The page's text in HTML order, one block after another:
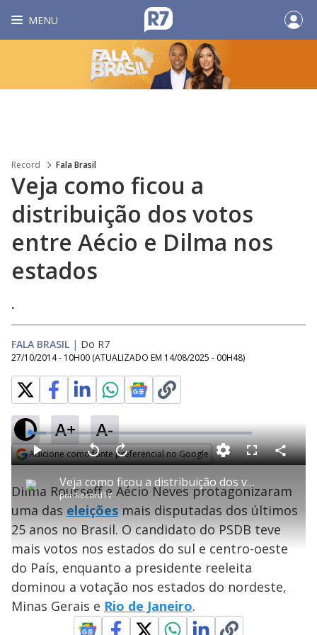
MENU
Record Fala Brasil
Veja como ficou a
distribuição dos votos
entre Aécio e Dilma nos
estados
.
FALA BRASIL | Do R7
27/10/2014 - 10H00 (ATUALIZADO EM 14/08/2025 - 00H48)
A+ A-
Adicione como fonte preferencial no Google
Opens in new window P
l
a
y
Veja como ficou a distribuição dos votos entre Aécio e Dilma nos estados
porRecordTV
P V
t
a
r
1
0
s
e
g
n
d
s
A
a
n
ç
1
0
u
n
o
L
o
a
d
e
.
3
%
F
l
s
c
r
e
n
C
o
a
r
i
l
Dilma Rousseff e Aécio Neves protagonizaram
uma das eleições mais disputadas dos últimos
25 anos no Brasil. O candidato do PSDB teve
mais votos nos estados do sul e centro-oeste
do País, enquanto a presidente reeleita
dominou a votação nos estados do nordeste,
Minas Gerais e Rio de Janeiro.